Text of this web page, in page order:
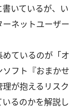
いているが、
ネットユーザ
ているのが「
フト『おまか
が抱えるリス
るのかを解説し